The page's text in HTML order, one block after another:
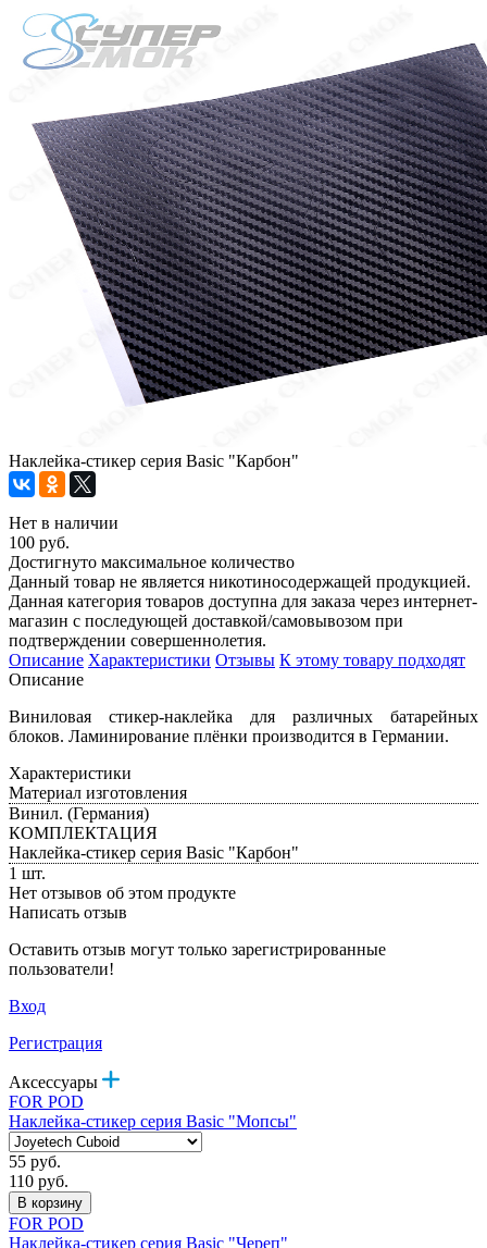
Наклейка-стикер серия Basic "Карбон"
Нет в наличии
100 руб.
Достигнуто максимальное количество
Данный товар не является никотиносодержащей продукцией.
Данная категория товаров доступна для заказа через интернет-
магазин с последующей доставкой/самовывозом при
подтверждении совершеннолетия.
Описание Характеристики Отзывы К этому товару подходят
Описание
Виниловая стикер-наклейка для различных батарейных
блоков. Ламинирование плёнки производится в Германии.
Характеристики
Материал изготовления
Винил. (Германия)
КОМПЛЕКТАЦИЯ
Наклейка-стикер серия Basic "Карбон"
1 шт.
Нет отзывов об этом продукте
Написать отзыв
Оставить отзыв могут только зарегистрированные
пользователи!
Вход
Регистрация
Аксессуары
FOR POD
Наклейка-стикер серия Basic "Мопсы"
55 руб.
110 руб.
В корзину
FOR POD
Наклейка-стикер серия Basic "Череп"